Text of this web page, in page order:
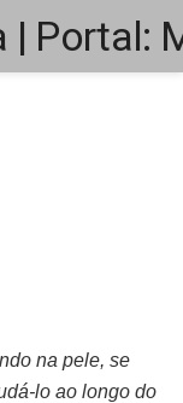
na pele, se
lo ao longo do